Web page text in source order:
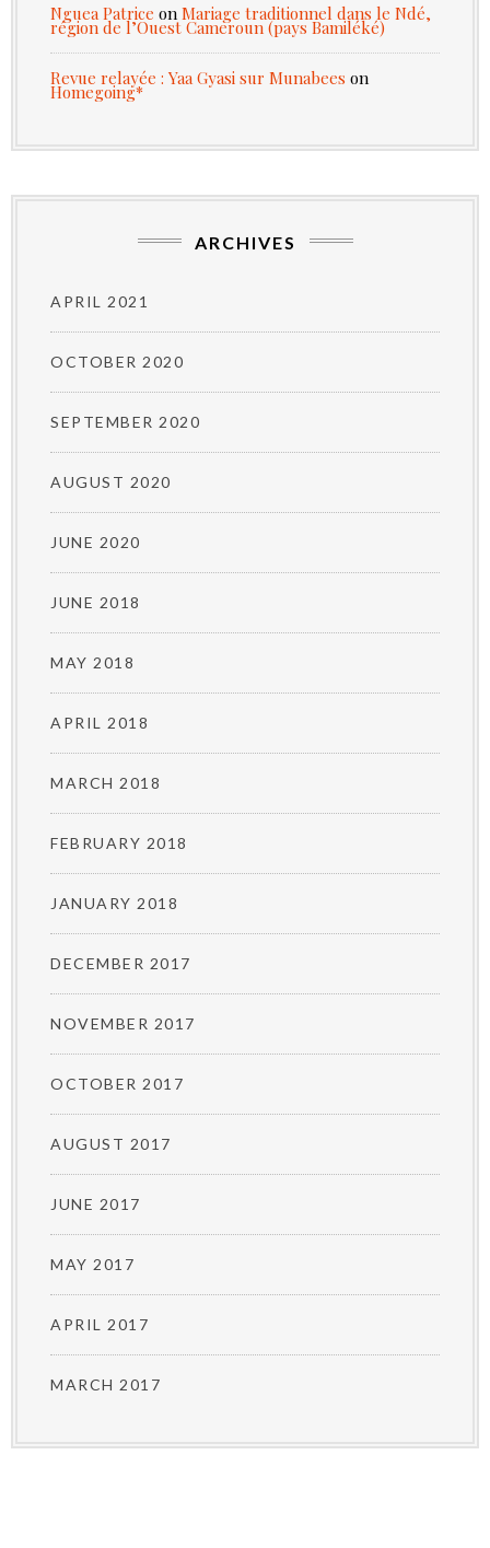
Nguea Patrice on Mariage traditionnel dans le Ndé,
région de l’Ouest Cameroun (pays Bamiléké)
Revue relayée : Yaa Gyasi sur Munabees on
Homegoing*
ARCHIVES
APRIL 2021
OCTOBER 2020
SEPTEMBER 2020
AUGUST 2020
JUNE 2020
JUNE 2018
MAY 2018
APRIL 2018
MARCH 2018
FEBRUARY 2018
JANUARY 2018
DECEMBER 2017
NOVEMBER 2017
OCTOBER 2017
AUGUST 2017
JUNE 2017
MAY 2017
APRIL 2017
MARCH 2017